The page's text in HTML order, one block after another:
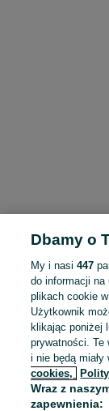
To
Dbamy o
My i nasi447
do informacji
plikach cookie
Użytkownik
klikając poniżej
prywatności. Te
i nie będą miały
cookies,
Wraz z
zapewnienia: